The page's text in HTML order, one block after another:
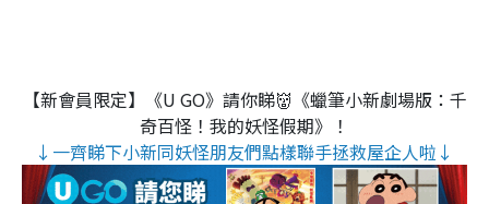
【新會員限定】《U GO》請你睇👹《蠟筆小新劇場版：千
奇百怪！我的妖怪假期》！
↓一齊睇下小新同妖怪朋友們點樣聯手拯救屋企人啦↓